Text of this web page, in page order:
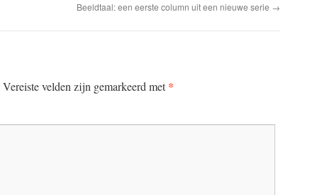
Beeldtaal: een eerste column uit een nieuwe serie →
Vereiste velden zijn gemarkeerd met*